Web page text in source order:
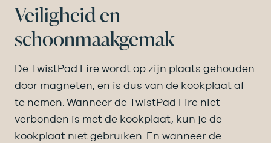
Veiligheid en
schoonmaakgemak
De TwistPad Fire wordt op zijn plaats gehouden
door magneten, en is dus van de kookplaat af
te nemen. Wanneer de TwistPad Fire niet
verbonden is met de kookplaat, kun je de
kookplaat niet gebruiken. En wanneer de